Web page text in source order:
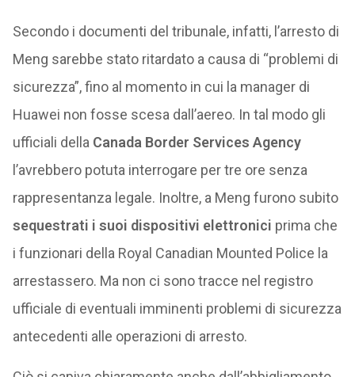
Secondo i documenti del tribunale, infatti, l’arresto di
Meng sarebbe stato ritardato a causa di “problemi di
sicurezza”, fino al momento in cui la manager di
Huawei non fosse scesa dall’aereo. In tal modo gli
ufficiali della Canada Border Services Agency
l’avrebbero potuta interrogare per tre ore senza
rappresentanza legale. Inoltre, a Meng furono subito
sequestrati i suoi dispositivi elettronici prima che
i funzionari della Royal Canadian Mounted Police la
arrestassero. Ma non ci sono tracce nel registro
ufficiale di eventuali imminenti problemi di sicurezza
antecedenti alle operazioni di arresto.